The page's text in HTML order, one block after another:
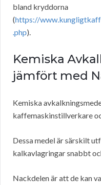
bland kryddorna
(https://
.php).
Kemiska
jämfört med
Kemiska
kaffemaskinstillverkare
Dessa medel är särskilt
kalkavlagringar snabbt
Nackdelen är att de kan